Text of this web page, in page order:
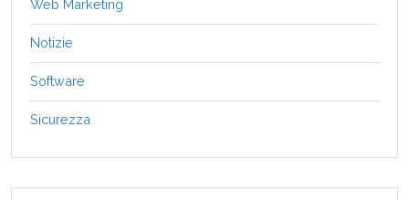
Web Marketing
Notizie
Software
Sicurezza